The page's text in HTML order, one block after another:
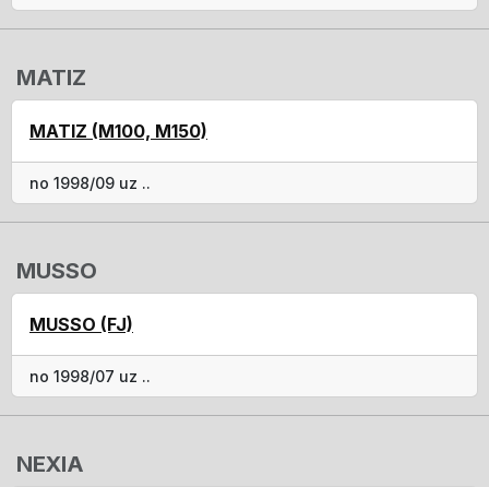
MATIZ
MATIZ (M100, M150)
no 1998/09 uz ..
MUSSO
MUSSO (FJ)
no 1998/07 uz ..
NEXIA